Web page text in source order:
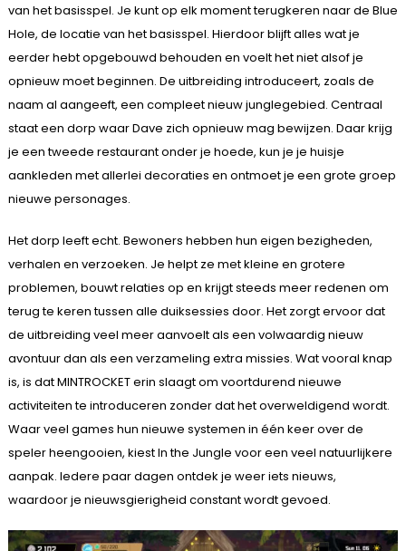
van het basisspel. Je kunt op elk moment terugkeren naar de Blue
Hole, de locatie van het basisspel. Hierdoor blijft alles wat je
eerder hebt opgebouwd behouden en voelt het niet alsof je
opnieuw moet beginnen. De uitbreiding introduceert, zoals de
naam al aangeeft, een compleet nieuw junglegebied. Centraal
staat een dorp waar Dave zich opnieuw mag bewijzen. Daar krijg
je een tweede restaurant onder je hoede, kun je je huisje
aankleden met allerlei decoraties en ontmoet je een grote groep
nieuwe personages.
Het dorp leeft echt. Bewoners hebben hun eigen bezigheden,
verhalen en verzoeken. Je helpt ze met kleine en grotere
problemen, bouwt relaties op en krijgt steeds meer redenen om
terug te keren tussen alle duiksessies door. Het zorgt ervoor dat
de uitbreiding veel meer aanvoelt als een volwaardig nieuw
avontuur dan als een verzameling extra missies. Wat vooral knap
is, is dat MINTROCKET erin slaagt om voortdurend nieuwe
activiteiten te introduceren zonder dat het overweldigend wordt.
Waar veel games hun nieuwe systemen in één keer over de
speler heengooien, kiest In the Jungle voor een veel natuurlijkere
aanpak. Iedere paar dagen ontdek je weer iets nieuws,
waardoor je nieuwsgierigheid constant wordt gevoed.